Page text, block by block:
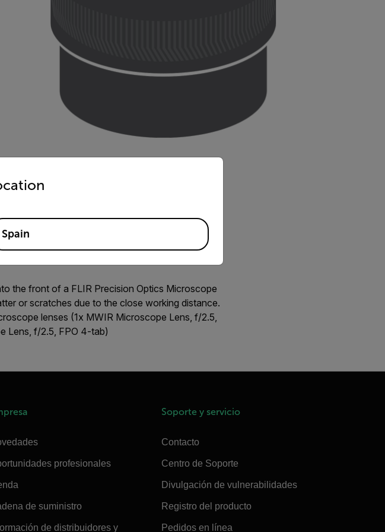
the front of a FLIR Precision Optics Microscope
or scratches due to the close working distance.
lenses (1x MWIR Microscope Lens, f/2.5,
Lens, f/2.5, FPO 4-tab)
profesionales
de suministro
de distribuidores y
Soporte y servicio
Contacto
Centro de Soporte
Divulgación de vulnerabilidades
Registro del producto
Pedidos en línea
below to access the appropriate version of our website.
Spain